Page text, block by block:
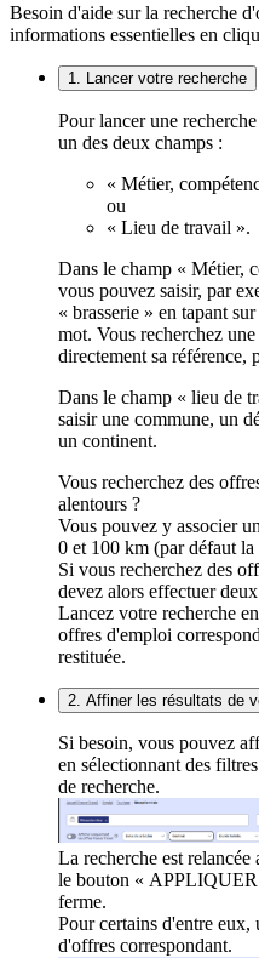
Besoin d'aide sur la recherche
informations essentielles en
1. Lancer votre recherche
Pour lancer une
un des deux champs :
« Métier,
ou
« Lieu de travail ».
Dans le champ « Métier,
vous pouvez saisir, par
« brasserie » en tapant
mot. Vous recherchez
directement sa
Dans le champ « lieu de
saisir une commune, un
un continent.
Vous recherchez des
alentours ?
Vous pouvez y associer
0 et 100 km (par défaut
Si vous recherchez des
devez alors effectuer
Lancez votre recherche
offres d'emploi
restituée.
2. Affiner les résultats de
Si besoin, vous pouvez
en sélectionnant des
de recherche.
La recherche est
le bouton «
ferme.
Pour certains d'entre
d'offres correspondant.